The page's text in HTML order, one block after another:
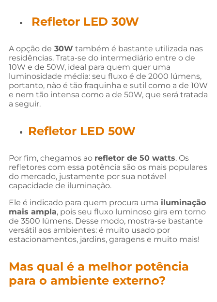
Refletor LED 30W
A opção de 30W também é bastante utilizada nas
residências. Trata-se do intermediário entre o de
10W e de 50W, ideal para quem quer uma
luminosidade média: seu fluxo é de 2000 lúmens,
portanto, não é tão fraquinha e sutil como a de 10W
e nem tão intensa como a de 50W, que será tratada
a seguir.
Refletor LED 50W
Por fim, chegamos ao refletor de 50 watts. Os
refletores com essa potência são os mais populares
do mercado, justamente por sua notável
capacidade de iluminação.
Ele é indicado para quem procura uma iluminação
mais ampla, pois seu fluxo luminoso gira em torno
de 3500 lúmens. Desse modo, mostra-se bastante
versátil aos ambientes: é muito usado por
estacionamentos, jardins, garagens e muito mais!
Mas qual é a melhor potência
para o ambiente externo?